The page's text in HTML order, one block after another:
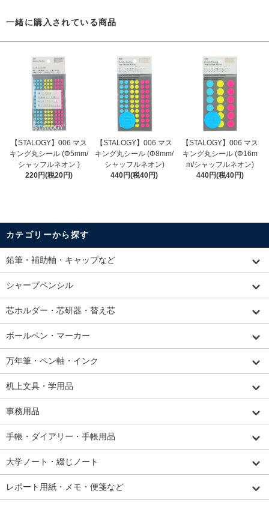
一緒に購入されている商品
【STALOGY】006 マス
キング丸シール (Φ5mm/
シャッフルネオン )
220円(税20円)
【STALOGY】006 マス
キング丸シール (Φ8mm/
シャッフルネオン)
440円(税40円)
【STALOGY】006 マス
キング丸シール (Φ16m
m/シャッフルネオン)
440円(税40円)
カテゴリーから探す
鉛筆・補助軸・キャップなど
シャープペンシル
芯ホルダー・芯研器・替え芯
ボールペン・マーカー
万年筆・ペン軸・インク
机上文具・学用品
事務用品
手帳・ダイアリー・手帳用品
大学ノート・綴じノート
レポート用紙・メモ・便箋など